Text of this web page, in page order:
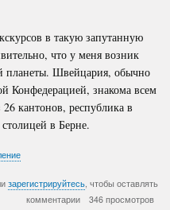
в такую запутанную
что у меня возник
планеты. Швейцария, обычно
Конфедерацией, знакома всем
кантонов, республика в
в Берне.
зарегистрируйтесь , чтобы оставлять
комментарии
346 просмотров